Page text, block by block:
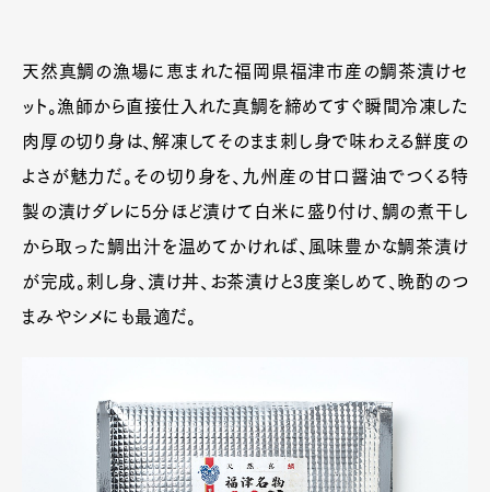
天然真鯛の漁場に恵まれた福岡県福津市産の鯛茶漬けセ
ット。漁師から直接仕入れた真鯛を締めてすぐ瞬間冷凍した
肉厚の切り身は、解凍してそのまま刺し身で味わえる鮮度の
よさが魅力だ。その切り身を、九州産の甘口醤油でつくる特
製の漬けダレに5分ほど漬けて白米に盛り付け、鯛の煮干し
から取った鯛出汁を温めてかければ、風味豊かな鯛茶漬け
が完成。刺し身、漬け丼、お茶漬けと3度楽しめて、晩酌のつ
まみやシメにも最適だ。